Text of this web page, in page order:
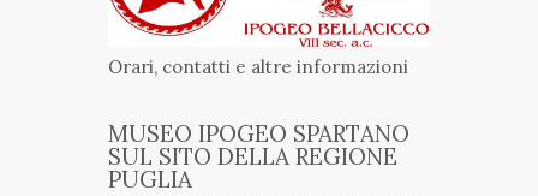
Orari, contatti e altre informazioni
MUSEO IPOGEO SPARTANO
SUL SITO DELLA REGIONE
PUGLIA